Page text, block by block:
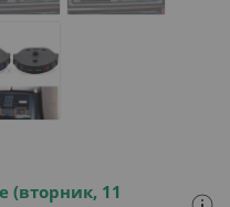
(вторник, 11